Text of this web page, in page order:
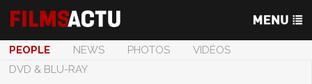
PEOPLE NEWS PHOTOS
VIDÉOS
DVD & BLU-RAY